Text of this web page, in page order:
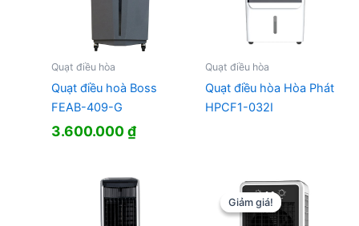
Quạt điều hòa
Quạt điều hoà Boss
FEAB-409-G
3.600.000₫
Quạt điều hòa
Quạt điều hòa Hòa Phát
HPCF1-032I
Giảm giá!
Giảm giá!